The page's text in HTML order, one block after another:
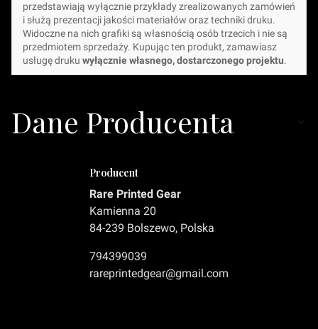
przedstawiają wyłącznie przykłady zrealizowanych zamówień
i służą prezentacji jakości materiałów oraz techniki druku.
Widoczne na nich grafiki są własnością osób trzecich i nie są
przedmiotem sprzedaży. Kupując ten produkt, zamawiasz
usługę druku wyłącznie własnego, dostarczonego projektu.
Dane Producenta
Producent
Rare Printed Gear
Kamienna 20
84-239 Bolszewo, Polska
794399039
rareprintedgear@gmail.com